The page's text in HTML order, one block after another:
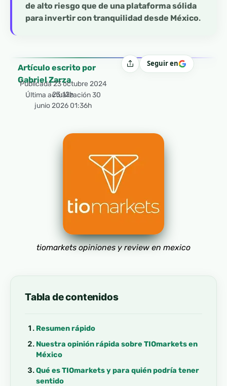
de alto riesgo que de una plataforma sólida
para invertir con tranquilidad desde México.
Artículo escrito por
Gabriel Zarza
Publicada23 octubre 2024
23:12h
Última actualización 30
junio 2026 01:36h
CompartirSeguir en
tiomarkets opiniones y review en mexico
Tabla de contenidos
Resumen rápido
Nuestra opinión rápida sobre TIOmarkets en
México
Qué es TIOmarkets y para quién podría tener
sentido